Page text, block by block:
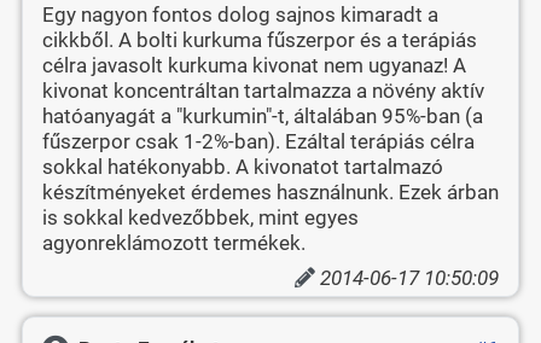
Egy nagyon fontos dolog sajnos kimaradt a
cikkből. A bolti kurkuma fűszerpor és a terápiás
célra javasolt kurkuma kivonat nem ugyanaz! A
kivonat koncentráltan tartalmazza a növény aktív
hatóanyagát a "kurkumin"-t, általában 95%-ban (a
fűszerpor csak 1-2%-ban). Ezáltal terápiás célra
sokkal hatékonyabb. A kivonatot tartalmazó
készítményeket érdemes használnunk. Ezek árban
is sokkal kedvezőbbek, mint egyes
agyonreklámozott termékek.
2014-06-17 10:50:09